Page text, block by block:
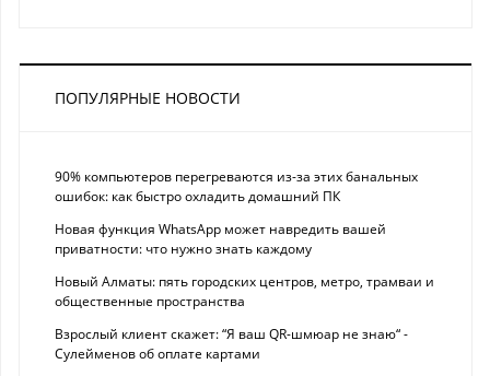
ПОПУЛЯРНЫЕ НОВОСТИ
90% компьютеров перегреваются из-за этих банальных
ошибок: как быстро охладить домашний ПК
Новая функция WhatsApp может навредить вашей
приватности: что нужно знать каждому
Новый Алматы: пять городских центров, метро, трамваи и
общественные пространства
Взрослый клиент скажет: “Я ваш QR-шмюар не знаю“ -
Сулейменов об оплате картами